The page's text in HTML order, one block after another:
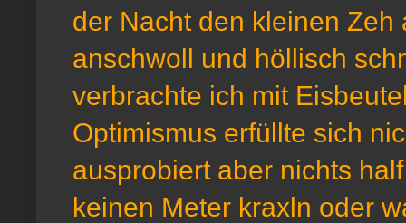
der Nacht den kleinen
anschwoll und höllisch
verbrachte ich mit
Optimismus erfüllte sich
ausprobiert aber nichts
keinen Meter kraxln oder